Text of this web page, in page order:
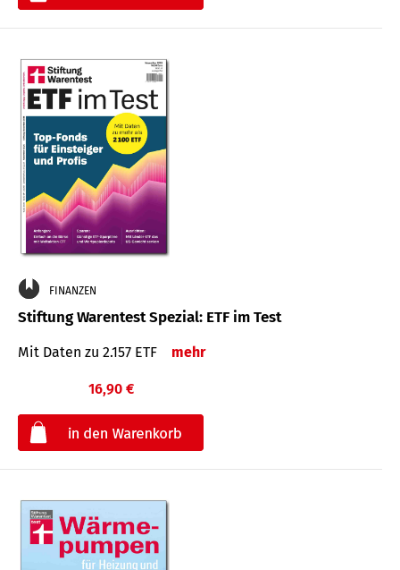
FINANZEN
Stiftung Warentest Spezial: ETF im Test
Mit Daten zu 2.157 ETF mehr
16,90 €